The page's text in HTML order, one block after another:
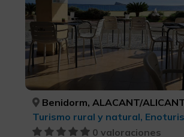
Benidorm, ALACANT/
0 valoraciones